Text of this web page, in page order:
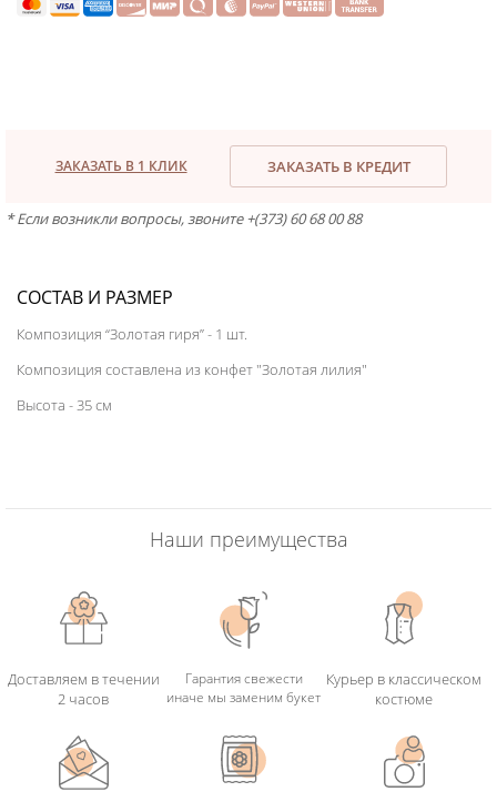
ЗАКАЗАТЬ В 1 КЛИК ЗАКАЗАТЬ В КРЕДИТ
* Если возникли вопросы, звоните +(373) 60 68 00 88
СОСТАВ И РАЗМЕР
Композиция “Золотая гиря” - 1 шт.
Композиция составлена из конфет "Золотая лилия"
Высота - 35 см
Наши преимущества
Доставляем в течении
2 часов
Гарантия свежести
иначе мы заменим букет
Курьер в классическом
костюме